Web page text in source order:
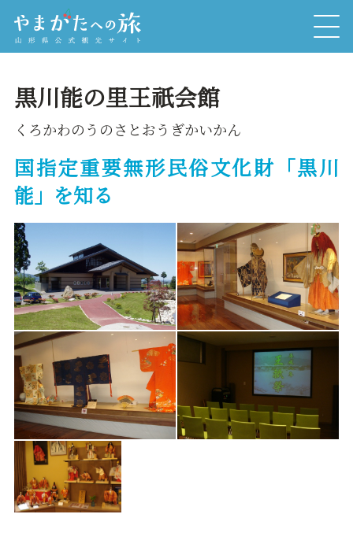
黒川能の里王祇会館
くろかわのうのさとおうぎかいかん
国指定重要無形民俗文化財「黒川
能」を知る